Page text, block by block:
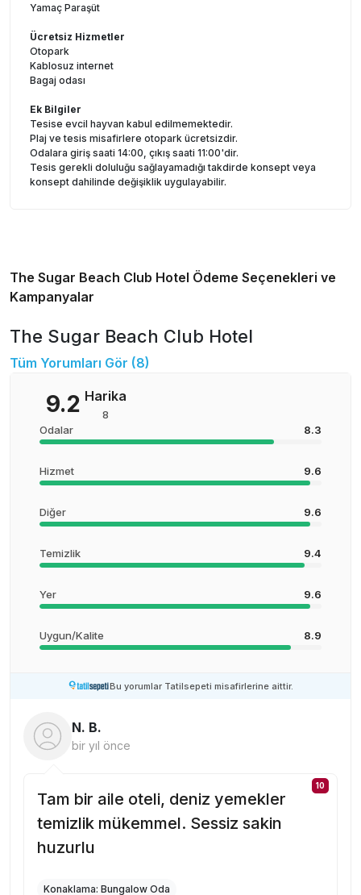
Yamaç Paraşüt
Ücretsiz Hizmetler
Otopark
Kablosuz internet
Bagaj odası
Ek Bilgiler
Tesise evcil hayvan kabul edilmemektedir.
Plaj ve tesis misafirlere otopark ücretsizdir.
Odalara giriş saati 14:00, çıkış saati 11:00'dir.
Tesis gerekli doluluğu sağlayamadığı takdirde konsept veya
konsept dahilinde değişiklik uygulayabilir.
The Sugar Beach Club Hotel Ödeme Seçenekleri ve
Kampanyalar
The Sugar Beach Club Hotel
Tüm Yorumları Gör (8)
9.2 Harika
8
Odalar
8.3
Hizmet 9.6
Diğer 9.6
Temizlik 9.4
Yer 9.6
Uygun/Kalite 8.9
Bu yorumlar Tatilsepeti misafirlerine aittir.
N. B.
bir yıl önce
10
Tam bir aile oteli, deniz yemekler
temizlik mükemmel. Sessiz sakin
huzurlu
Konaklama: Bungalow Oda